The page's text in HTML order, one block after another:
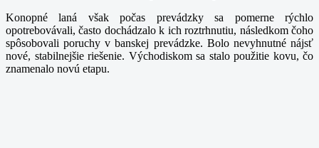
Konopné laná však počas prevádzky sa pomerne rýchlo
opotrebovávali, často dochádzalo k ich roztrhnutiu, následkom čoho
spôsobovali poruchy v banskej prevádzke. Bolo nevyhnutné nájsť
nové, stabilnejšie riešenie. Východiskom sa stalo použitie kovu, čo
znamenalo novú etapu.